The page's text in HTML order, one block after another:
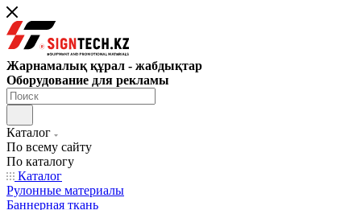
Жарнамалық құрал - жабдықтар
Оборудование для рекламы
Каталог
По всему сайту
По каталогу
Каталог
Рулонные материалы
Баннерная ткань